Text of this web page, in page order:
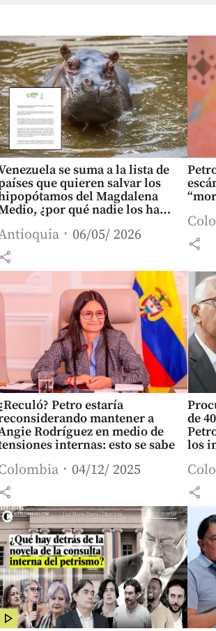
se suma a la lista de
que quieren salvar los
del Magdalena
¿por qué nadie los ha
06/05/ 2026
share
share
Petro estaría
mantener a
Rodríguez en medio de
internas: esto se sabe
04/12/ 2025
share
de
los
share